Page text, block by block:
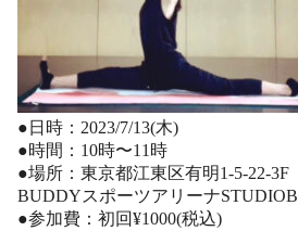
●日時：2023/7/13(木)
●時間：10時〜11時
●場所：東京都江東区有明1-5-22-3F
BUDDYスポーツアリーナSTUDIOB
●参加費：初回¥1000(税込)